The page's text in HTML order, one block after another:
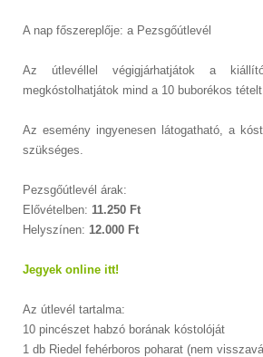
A nap főszereplője: a Pezsgőútlevél
Az útlevéllel végigjárhatjátok a
megkóstolhatjátok mind a 10 buborékos
Az esemény ingyenesen látogatható, a
szükséges.
Pezsgőútlevél árak:
Elővételben: 11.250 Ft
Helyszínen: 12.000 Ft
Jegyek online itt!
Az útlevél tartalma:
10 pincészet habzó borának kóstolóját
1 db Riedel fehérboros poharat (nem